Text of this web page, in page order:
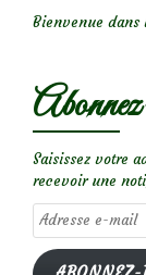
Bienvenue dans
Saisissez votre
recevoir une
Adresse
e-
mail